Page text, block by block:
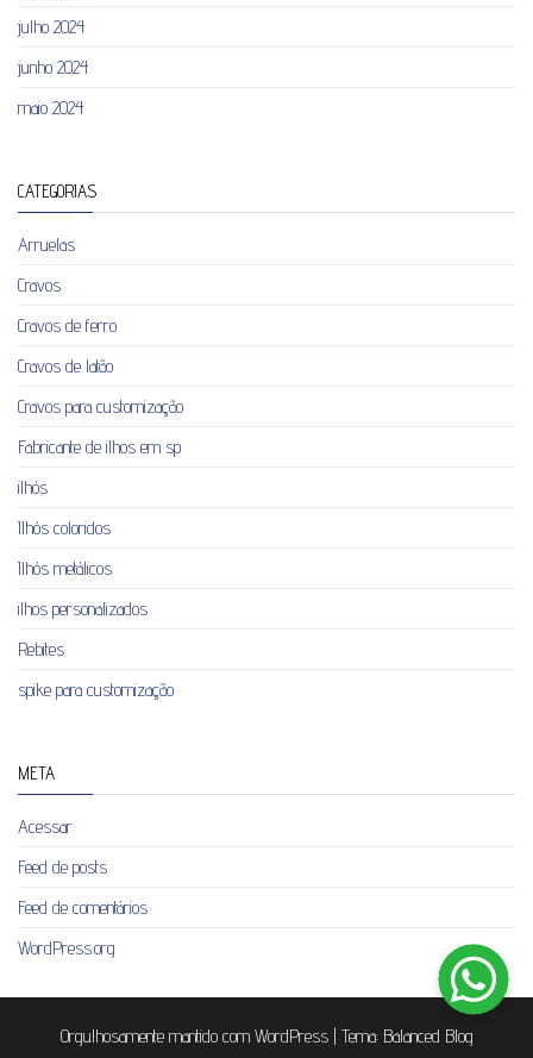
julho 2024
junho 2024
maio 2024
CATEGORIAS
Arruelas
Cravos
Cravos de ferro
Cravos de latão
Cravos para customização
Fabricante de ilhos em sp
ilhós
Ilhós coloridos
Ilhós metálicos
ilhos personalizados
Rebites
spike para customização
META
Acessar
Feed de posts
Feed de comentários
WordPress.org
Orgulhosamente mantido com WordPress Tema: Balanced Blog